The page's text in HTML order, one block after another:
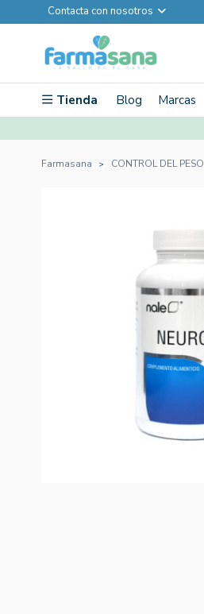
Contacta con nosotros
Tienda Blog Marcas
Farmasana CONTROL DEL PESO